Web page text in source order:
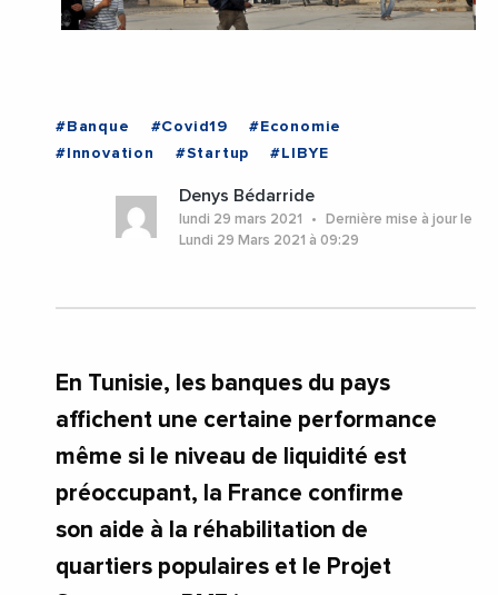
#Banque #Covid19
#Economie
#Innovation
#Startup #LIBYE
Denys Bédarride
lundi 29 mars 2021
Dernière mise à jour le
Lundi 29 Mars 2021 à 09:29
En Tunisie, les banques du pays
affichent une certaine performance
même si le niveau de liquidité est
préoccupant, la France confirme
son aide à la réhabilitation de
quartiers populaires et le Projet